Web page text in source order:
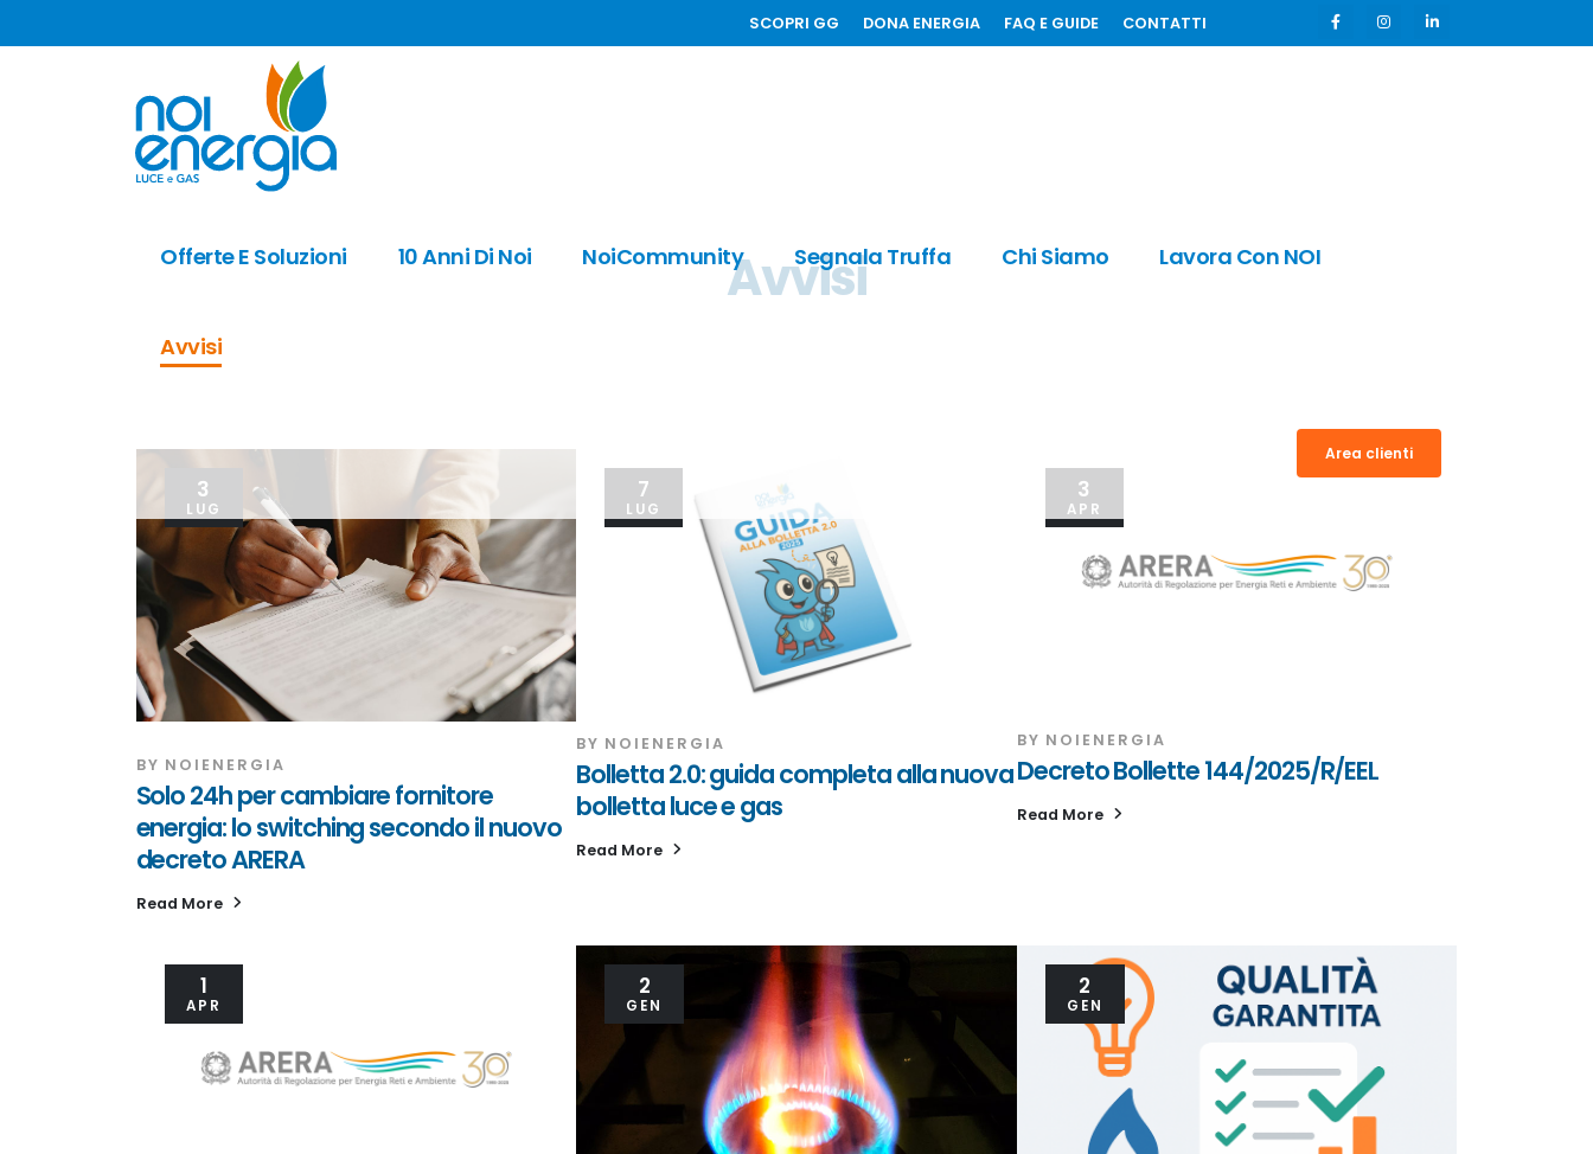
SCOPRI GG DONA ENERGIA FAQ E GUIDE CONTATTI
Offerte E Soluzioni 10 Anni Di Noi NoiCommunity Segnala Truffa Chi Siamo Lavora Con NOI
Avvisi
Area clienti
Avvisi
3
LUG
BY NOIENERGIA
Solo 24h per cambiare fornitore
energia: lo switching secondo il nuovo
decreto ARERA
Read More
7
LUG
BY NOIENERGIA
Bolletta 2.0: guida completa alla nuova
bolletta luce e gas
Read More
3
APR
BY NOIENERGIA
Decreto Bollette 144/2025/R/EEL
Read More
1
APR
2
GEN
2
GEN